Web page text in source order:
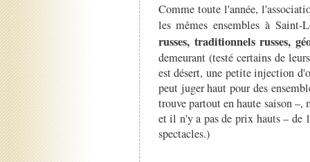
Comme toute l'année,
les mêmes ensembles à
russes, traditionnels russes,
demeurant (testé certains de
est désert, une petite injection
peut juger haut pour des
trouve partout en haute saison –,
et il n'y a pas de prix hauts – de
spectacles.)